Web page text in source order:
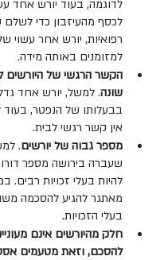
לדוגמה, בעוד יורש אחד
לכסף מהעיזבון כדי לשלם
רפואיות, יורש אחר עשוי
למזומנים באותה מידה.
הקשר הרגשי של היורשים
שונה. למשל, יורש אחד
בבעלותו של הנפטר, בעוד
אין קשר רגשי לבית.
מספר גבוה של יורשים.
שעברה בירושה מספר
להיות בעלי זכויות רבים.
מאתגר להגיע להסכמה
בעלי הזכויות.
חלק מהיורשים אינם
להסכם, וזאת מטעמים